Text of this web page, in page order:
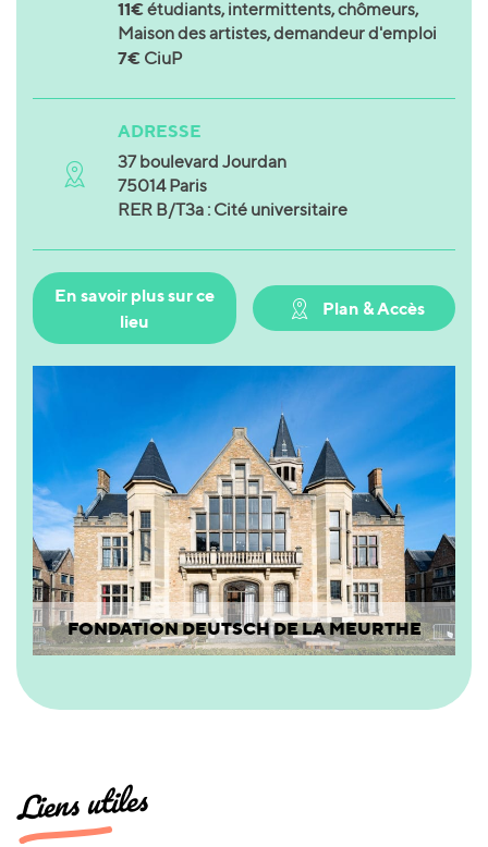
11€étudiants, intermittents, chômeurs,
Maison des artistes, demandeur d'emploi
7€ CiuP
ADRESSE
37 boulevard Jourdan
75014 Paris
RER B/T3a : Cité universitaire
En savoir plus sur ce
lieu
Plan & Accès
FONDATION DEUTSCH DE LA MEURTHE
Liens utiles